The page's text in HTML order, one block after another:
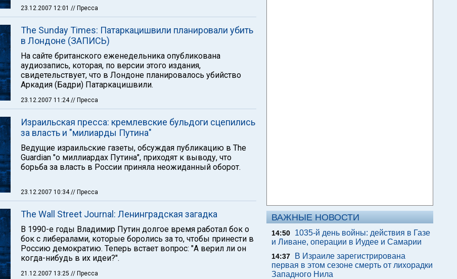
23.12.2007 12:01 // Пресса
The Sunday Times: Патаркацишвили планировали убить
в Лондоне (ЗАПИСЬ)
На сайте британского еженедельника опубликована
аудиозапись, которая, по версии этого издания,
свидетельствует, что в Лондоне планировалось убийство
Аркадия (Бадри) Патаркацишвили.
23.12.2007 11:24// Пресса
Израильская пресса: кремлевские бульдоги сцепились
за власть и "милиарды Путина"
Ведущие израильские газеты, обсуждая публикацию в The
Guardian "о миллиардах Путина", приходят к выводу, что
борьба за власть в России приняла неожиданный оборот.
23.12.2007 10:34// Пресса
The Wall Street Journal: Ленинградская загадка
В 1990-е годы Владимир Путин долгое время работал бок о
бок с либералами, которые боролись за то, чтобы принести в
Россию демократию. Теперь встает вопрос: "А верил ли он
когда-нибудь в их идеи?".
21.12.2007 13:25 // Пресса
ВАЖНЫЕ НОВОСТИ
14:50
1035-й день войны: действия в Газе
и Ливане, операции в Иудее и Самарии
14:37
В Израиле зарегистрирована
первая в этом сезоне смерть от лихорадки
Западного Нила